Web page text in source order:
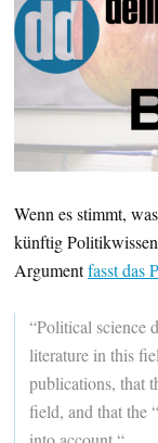
Wenn es stimmt,
künftig
Argumentfasst das
“Political science
literature in this
publications, that
field, and that the